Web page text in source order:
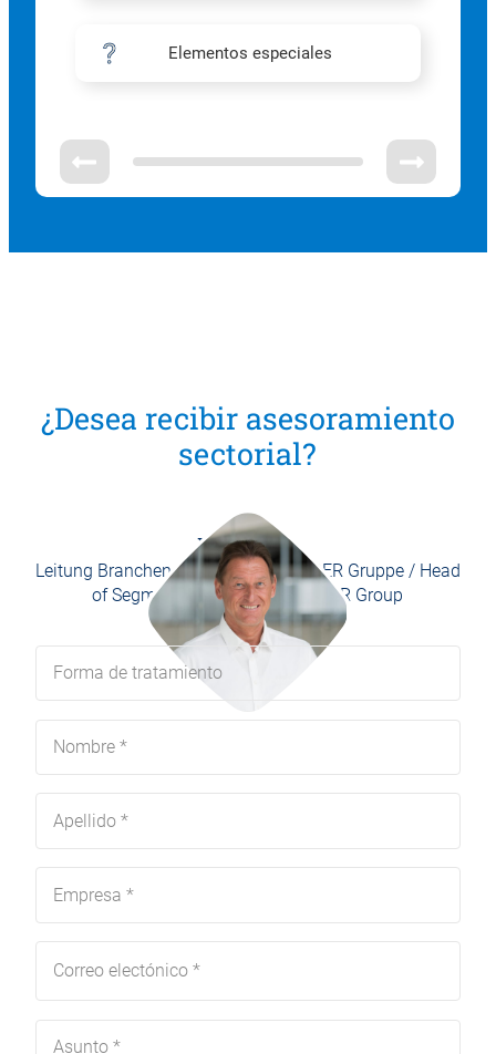
Elementos especiales
¿Desea recibir asesoramiento
sectorial?
Ralf Plank
Leitung Branchen-Management WEBER Gruppe / Head
of Segment Management WEBER Group